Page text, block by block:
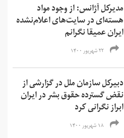
مدیرکل آژانس: از وجود مواد
هسته‌ای در سایت‌های اعلام‌نشده
ایران عمیقا نگرانم
۲۲ شهریور ۱۴۰۰
دبیرکل سازمان ملل در گزارشی از
نقض گسترده حقوق بشر در ایران
ابراز نگرانی کرد
۱۸ شهریور ۱۴۰۰